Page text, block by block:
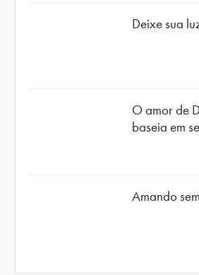
Deixe sua
O amor de
baseia em
Amando